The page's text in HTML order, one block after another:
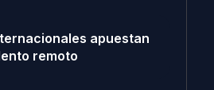
apuestan
remoto